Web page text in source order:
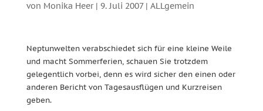
von Monika Heer| 9. Juli 2007| ALLgemein
Neptunwelten verabschiedet sich für eine kleine Weile
und macht Sommerferien, schauen Sie trotzdem
gelegentlich vorbei, denn es wird sicher den einen oder
anderen Bericht von Tagesausflügen und Kurzreisen
geben.